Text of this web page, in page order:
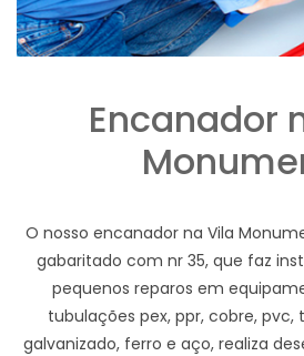
Encanador
O nosso encanador na Vila
gabaritado com nr 35, que faz
pequenos reparos em
tubulações pex, ppr, cobre,
galvanizado, ferro e aço, realiza